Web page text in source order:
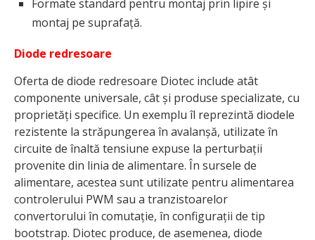
Formate standard pentru montaj prin lipire și
montaj pe suprafață.
Diode redresoare
Oferta de diode redresoare Diotec include atât
componente universale, cât și produse specializate, cu
proprietăți specifice. Un exemplu îl reprezintă diodele
rezistente la străpungerea în avalanșă, utilizate în
circuite de înaltă tensiune expuse la perturbații
provenite din linia de alimentare. În sursele de
alimentare, acestea sunt utilizate pentru alimentarea
controlerului PWM sau a tranzistoarelor
convertorului în comutație, în configurații de tip
bootstrap. Diotec produce, de asemenea, diode